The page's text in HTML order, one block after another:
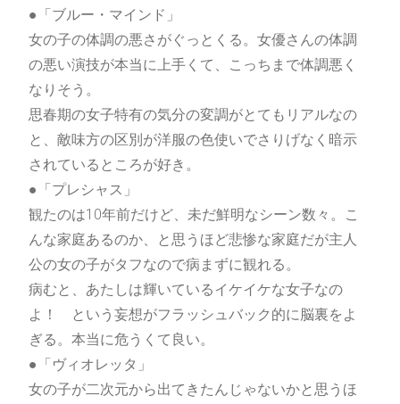
●「ブルー・マインド」
女の子の体調の悪さがぐっとくる。女優さんの体調
の悪い演技が本当に上手くて、こっちまで体調悪く
なりそう。
思春期の女子特有の気分の変調がとてもリアルなの
と、敵味方の区別が洋服の色使いでさりげなく暗示
されているところが好き。
●「プレシャス」
観たのは10年前だけど、未だ鮮明なシーン数々。こ
んな家庭あるのか、と思うほど悲惨な家庭だが主人
公の女の子がタフなので病まずに観れる。
病むと、あたしは輝いているイケイケな女子なの
よ！ という妄想がフラッシュバック的に脳裏をよ
ぎる。本当に危うくて良い。
●「ヴィオレッタ」
女の子が二次元から出てきたんじゃないかと思うほ